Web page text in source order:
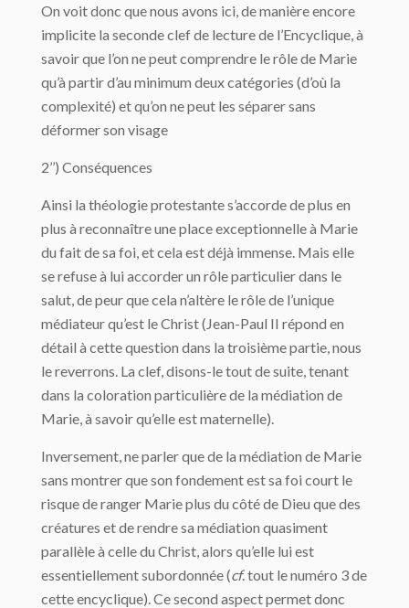
On voit donc que nous avons ici, de manière encore
implicite la seconde clef de lecture de l’Encyclique, à
savoir que l’on ne peut comprendre le rôle de Marie
qu’à partir d’au minimum deux catégories (d’où la
complexité) et qu’on ne peut les séparer sans
déformer son visage
2’’) Conséquences
Ainsi la théologie protestante s’accorde de plus en
plus à reconnaître une place exceptionnelle à Marie
du fait de sa foi, et cela est déjà immense. Mais elle
se refuse à lui accorder un rôle particulier dans le
salut, de peur que cela n’altère le rôle de l’unique
médiateur qu’est le Christ (Jean-Paul II répond en
détail à cette question dans la troisième partie, nous
le reverrons. La clef, disons-le tout de suite, tenant
dans la coloration particulière de la médiation de
Marie, à savoir qu’elle est maternelle).
Inversement, ne parler que de la médiation de Marie
sans montrer que son fondement est sa foi court le
risque de ranger Marie plus du côté de Dieu que des
créatures et de rendre sa médiation quasiment
parallèle à celle du Christ, alors qu’elle lui est
essentiellement subordonnée (cf. tout le numéro 3 de
cette encyclique). Ce second aspect permet donc